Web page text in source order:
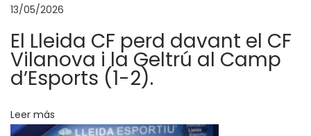
s
a
F
a
r
é
13/05/2026
El Lleida CF perd davant el CF
Vilanova i la Geltrú al Camp
d’Esports (1-2).
Leer más